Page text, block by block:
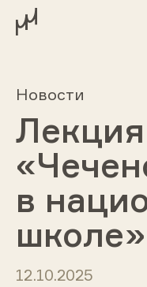
Новости
Лекция
в
школе»
12.10.2025